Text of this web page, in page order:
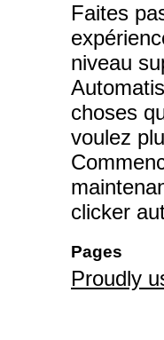
Faites
niveau
choses
voulez
clicker
Pages
Proudly